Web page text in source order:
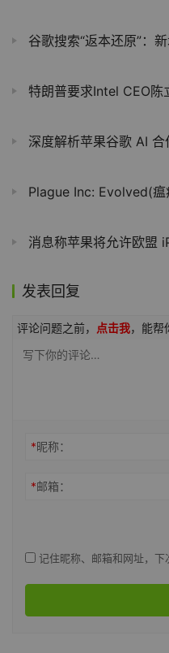
谷歌搜索“返本还原”：新增
特朗普要求Intel CEO陈
深度解析苹果谷歌 AI 合作：
Plague Inc: Evolved(
消息称苹果将允许欧盟 iPhone
发表回复
评论问题之前， 点击我，能帮
*昵称：
*邮箱：
记住昵称、邮箱和网址，下